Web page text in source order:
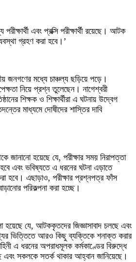
এবং প্রক্সি পরীক্ষার্থী রয়েছে। আটক
গ্রহণ করা হবে।’
জনগণের মধ্যে চাঞ্চল্য ছড়িয়ে পড়ে।
নিয়ে প্রশ্ন তুলেছেন। নাগেশ্বরী
শিক্ষক ও শিক্ষার্থীরা এ ঘটনায় উদ্বেগ
মাধ্যমে দোষীদের শাস্তির দাবি
জানানো হয়েছে যে, পরীক্ষার সময় নিরাপত্তা
এবং ভবিষ্যতে এ ধরনের ঘটনা এড়াতে
হবে। এছাড়াও, পরীক্ষার প্রশ্নপত্র ফাঁস
পরিকল্পনা করা হচ্ছে।
হয়েছে যে, আটককৃতদের জিজ্ঞাসাবাদ চলছে এবং
ভিত্তিতে আরও কিছু ব্যক্তিকে শনাক্ত করার
এ ধরনের অপরাধমূলক কর্মকাণ্ডের বিরুদ্ধে
সকলকে সতর্ক থাকার আহ্বান জানিয়েছে।